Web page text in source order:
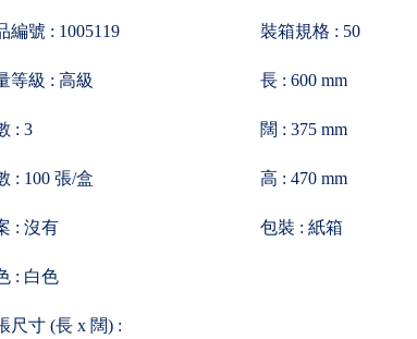
編號 : 1005119
等級 : 高級
: 3
: 100 張/盒
: 沒有
: 白色
尺寸 (長 x 闊) :
裝箱規格 : 50
長 : 600 mm
闊 : 375 mm
高 : 470 mm
包裝 : 紙箱